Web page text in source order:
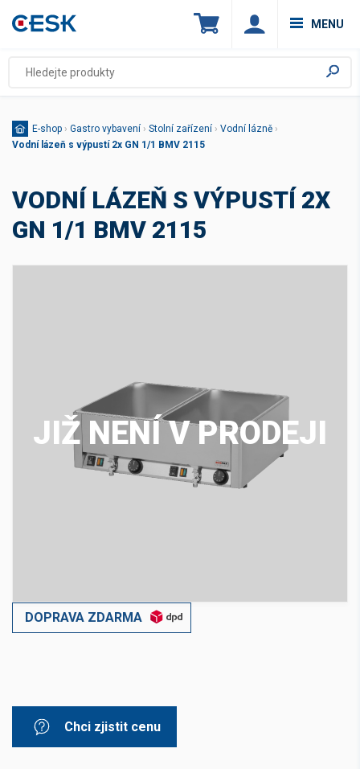
MENU
E-shop › Gastro vybavení › Stolní zařízení › Vodní lázně ›
Vodní lázeň s výpustí 2x GN 1/1 BMV 2115
VODNÍ LÁZEŇ S VÝPUSTÍ 2X
GN 1/1 BMV 2115
JIŽ NENÍ V PRODEJI
DOPRAVA ZDARMA
Chci zjistit cenu